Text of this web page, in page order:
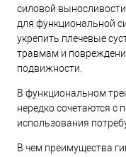
силовой
для функциональной
укрепить плечевые
травмам и
подвижности.
В функциональном
нередко сочетаются с
использования
В чем преимущества